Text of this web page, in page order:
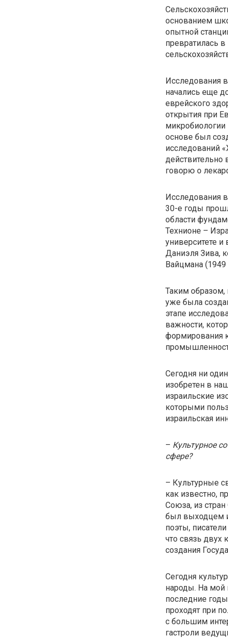
основанием
опытной
превратилась
Исследования
начались еще
еврейского
открытия при
микробиологии
основе был
исследований
говорю о
Исследования
30-е годы
области
Технионе –
университете
Даниэля Зива,
Вайцмана (1949
Таким образом,
уже была
этапе
важности,
формирования
Сегодня ни
изобретен в
израильские
которыми
израильская
– Культурное
сфере?
– Культурные
как известно,
Союза, из
был выходцем
поэты,
что связь двух
создания
Сегодня
народы. На мой
последние
проходят при
с большим
гастроли